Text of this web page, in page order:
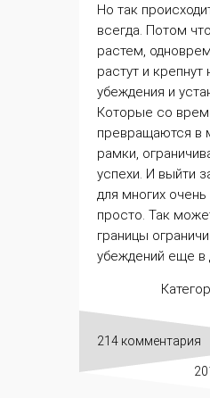
Но так
всегда. Потом
растем,
растут и крепнут
убеждения и
Которые со
превращаются в
рамки,
успехи. И выйти
для многих
просто. Так
границы
убеждений еще в
214 комментария